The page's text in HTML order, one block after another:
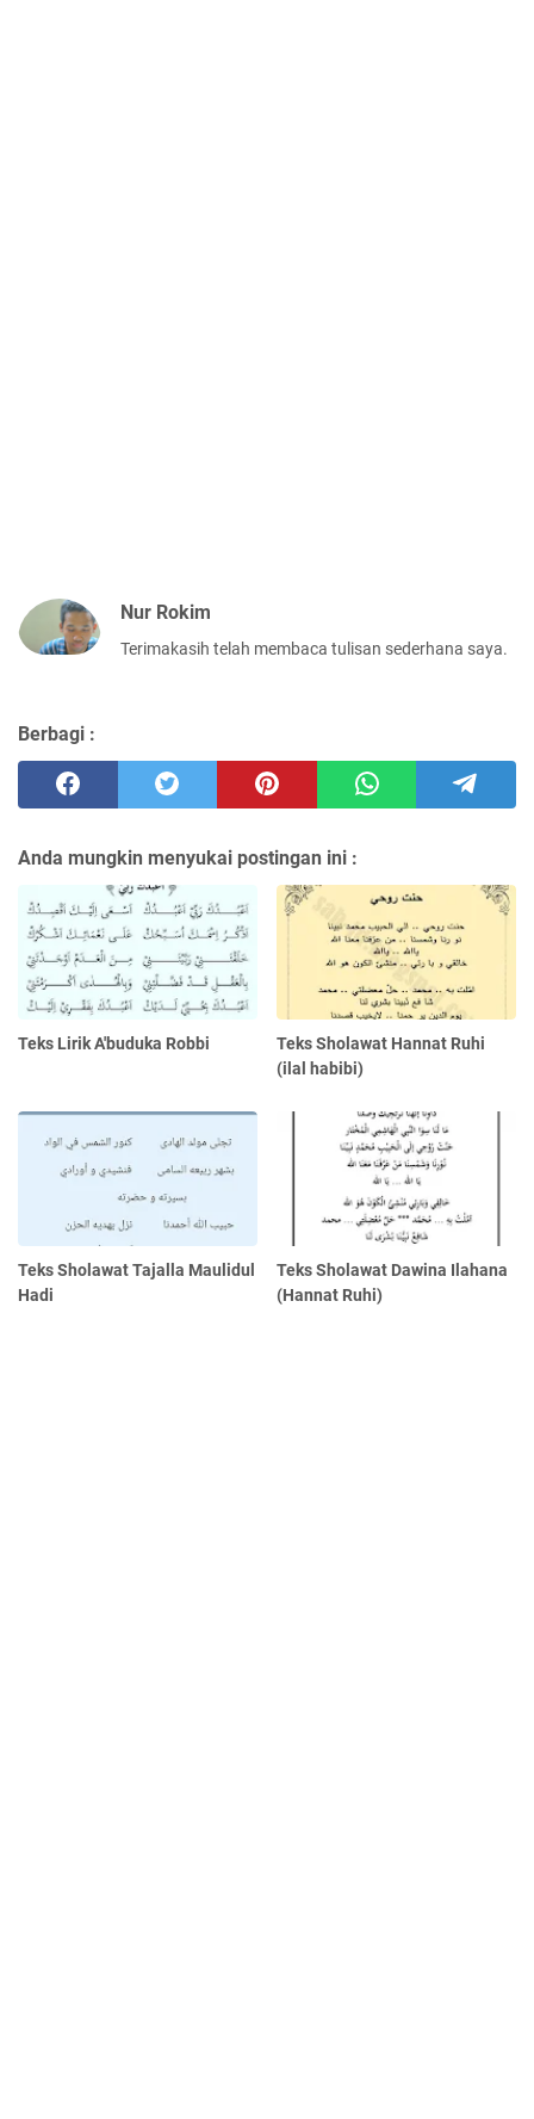
Nur Rokim
Terimakasih telah membaca tulisan sederhana saya.
Berbagi :
Anda mungkin menyukai postingan ini :
Teks Lirik A'buduka Robbi
Teks Sholawat Hannat Ruhi
(ilal habibi)
Teks Sholawat Tajalla Maulidul
Hadi
Teks Sholawat Dawina Ilahana
(Hannat Ruhi)